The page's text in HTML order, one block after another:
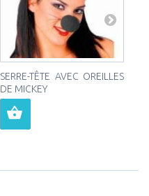
SERRE-TÊTE AVEC OREILLES
DE MICKEY